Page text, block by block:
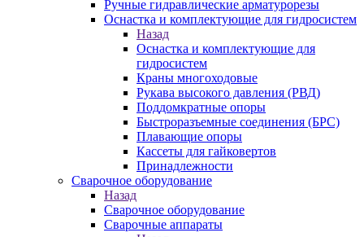
Ручные гидравлические арматурорезы
Оснастка и комплектующие для гидросистем
Назад
Оснастка и комплектующие для
гидросистем
Краны многоходовые
Рукава высокого давления (РВД)
Поддомкратные опоры
Быстроразъемные соединения (БРС)
Плавающие опоры
Кассеты для гайковертов
Принадлежности
Сварочное оборудование
Назад
Сварочное оборудование
Сварочные аппараты